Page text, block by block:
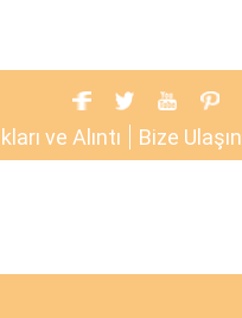
ve Alıntı Bize Ulaşın